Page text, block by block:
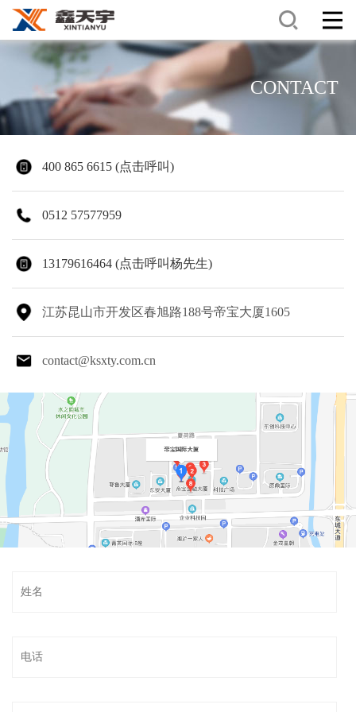
CONTACT
400 865 6615 (点击呼叫)
0512 57577959
13179616464 (点击呼叫杨先生)
江苏昆山市开发区春旭路188号帝宝大厦1605
contact@ksxty.com.cn